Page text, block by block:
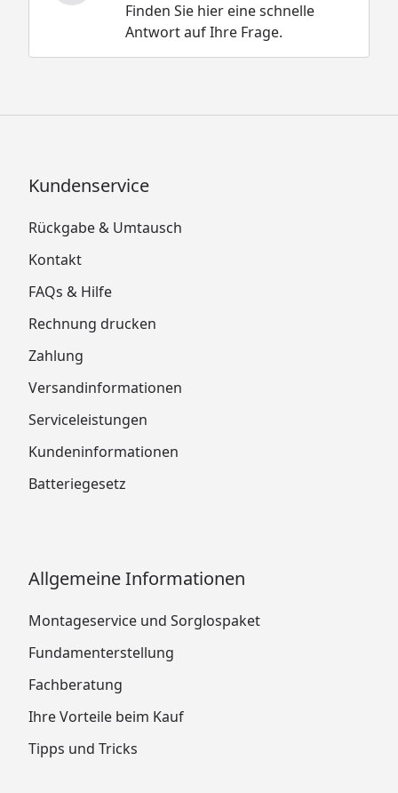
Finden Sie hier eine schnelle
Antwort auf Ihre Frage.
Kundenservice
Rückgabe & Umtausch
Kontakt
FAQs & Hilfe
Rechnung drucken
Zahlung
Versandinformationen
Serviceleistungen
Kundeninformationen
Batteriegesetz
Allgemeine Informationen
Montageservice und Sorglospaket
Fundamenterstellung
Fachberatung
Ihre Vorteile beim Kauf
Tipps und Tricks